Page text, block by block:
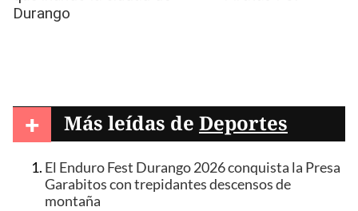
+ Más leídas de Deportes
El Enduro Fest Durango 2026 conquista la Presa
Garabitos con trepidantes descensos de
montaña